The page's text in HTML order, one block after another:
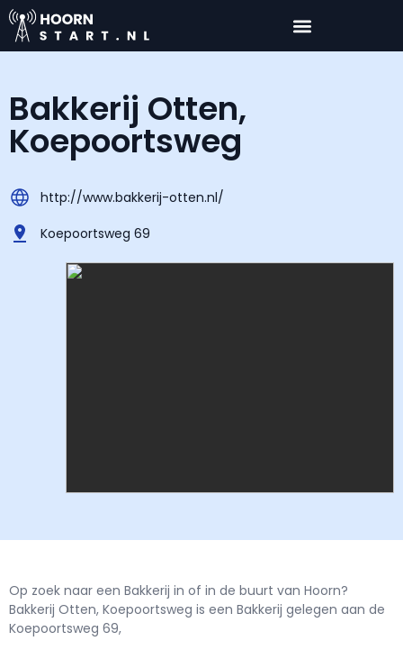
Bakkerij Otten,
Koepoortsweg
http://www.bakkerij-otten.nl/
Koepoortsweg 69
Op zoek naar een Bakkerij in of in de buurt van Hoorn?
Bakkerij Otten, Koepoortsweg is een Bakkerij gelegen aan de
Koepoortsweg 69,